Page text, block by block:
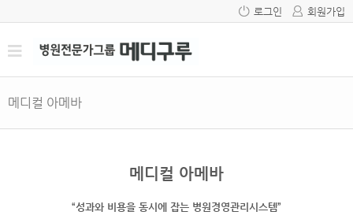
로그인 회원가입
메디컬 아메바
메디컬 아메바
“성과와 비용을 동시에 잡는 병원경영관리시스템”